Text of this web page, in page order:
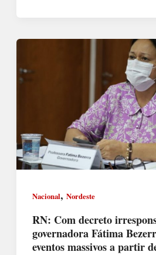
Nacional, Nordeste
RN: Com decreto
governadora Fátima
eventos massivos a partir